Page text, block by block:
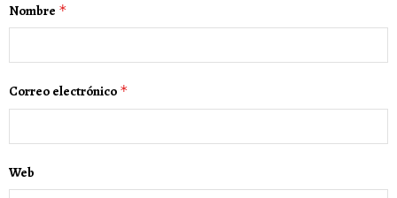
Nombre *
Correo electrónico *
Web